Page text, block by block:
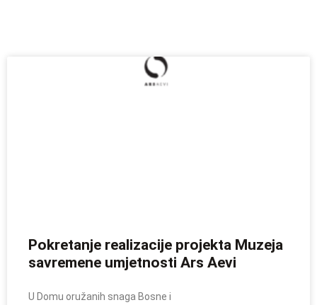
Pokretanje realizacije projekta Muzeja
savremene umjetnosti Ars Aevi
U Domu oružanih snaga Bosne i